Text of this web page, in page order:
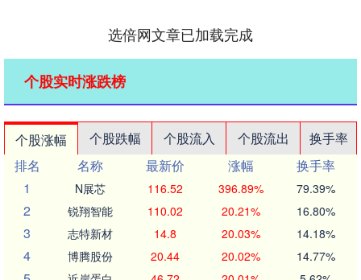
选倍网文章已加载完成
个股实时涨跌榜
个股涨幅 个股跌幅 个股流入 个股流出
换手率
排名
名称 最新价 涨幅
换手率
1
N展芯 116.52 396.89% 79.39%
2 锐翔智能 110.02 20.21% 16.80%
3 志特新材 14.8 20.03% 14.18%
4 博腾股份 20.44 20.02% 14.77%